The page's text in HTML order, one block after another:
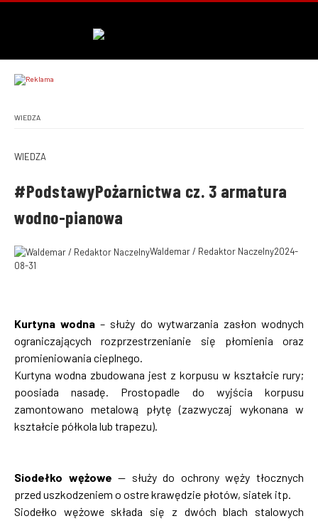
WIEDZA
WIEDZA
#PodstawyPożarnictwa cz. 3 armatura
wodno-pianowa
Waldemar / Redaktor Naczelny2024-
08-31
Kurtyna wodna– służy do wytwarzania zasłon wodnych
ograniczających rozprzestrzenianie się płomienia oraz
promieniowania cieplnego.
Kurtyna wodna zbudowana jest z korpusu w kształcie rury;
poosiada nasadę. Prostopadle do wyjścia korpusu
zamontowano metalową płytę (zazwyczaj wykonana w
kształcie półkola lub trapezu).
Siodełko wężowe — służy do ochrony węży tłocznych
przed uszkodzeniem o ostre krawędzie płotów, siatek itp.
Siodełko wężowe składa się z dwóch blach stalowych